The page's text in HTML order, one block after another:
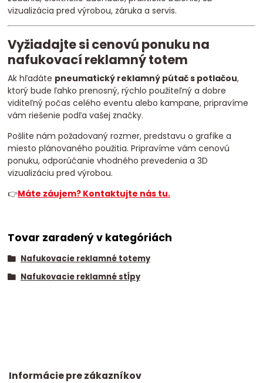
vizualizácia pred výrobou, záruka a servis.
Vyžiadajte si cenovú ponuku na
nafukovací reklamný totem
Ak hľadáte pneumatický reklamný pútač s potlačou,
ktorý bude ľahko prenosný, rýchlo použiteľný a dobre
viditeľný počas celého eventu alebo kampane, pripravíme
vám riešenie podľa vašej značky.
Pošlite nám požadovaný rozmer, predstavu o grafike a
miesto plánovaného použitia. Pripravíme vám cenovú
ponuku, odporúčanie vhodného prevedenia a 3D
vizualizáciu pred výrobou.
👉Máte záujem? Kontaktujte nás tu.
Tovar zaradený v kategóriách
Nafukovacie reklamné totemy
Nafukovacie reklamné stĺpy
Informácie pre zákazníkov